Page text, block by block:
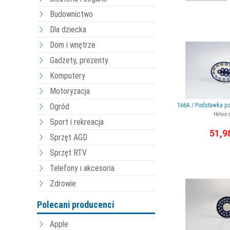
Budownictwo
Dla dziecka
Dom i wnętrze
Gadżety, prezenty
Komputery
Motoryzacja
Ogród
Sport i rekreacja
Sprzęt AGD
Sprzęt RTV
Telefony i akcesoria
Zdrowie
Polecani producenci
Apple
166A / Podstawka
Helios